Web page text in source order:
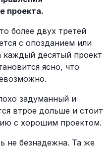
проекта.
более двух третей
с опозданием или
десятый проект
ясно, что
задуманный и
втрое дольше и стоит
с хорошим проектом.
не безнадежна. Та же